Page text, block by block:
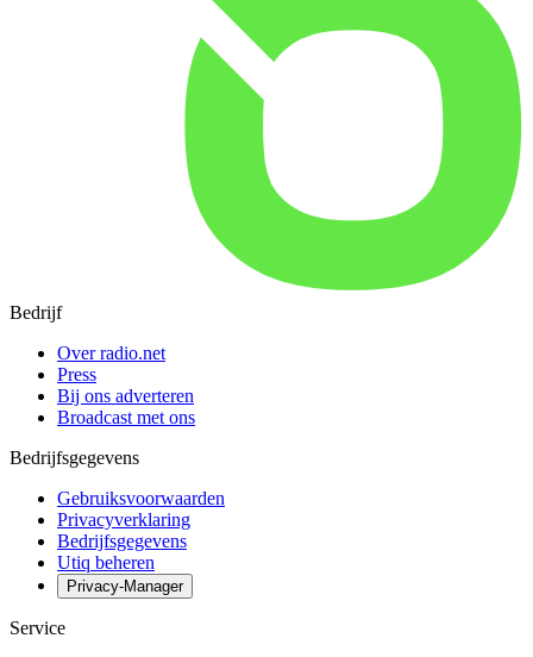
Bedrijf
Over radio.net
Press
Bij ons adverteren
Broadcast met ons
Bedrijfsgegevens
Gebruiksvoorwaarden
Privacyverklaring
Bedrijfsgegevens
Utiq beheren
Privacy-Manager
Service